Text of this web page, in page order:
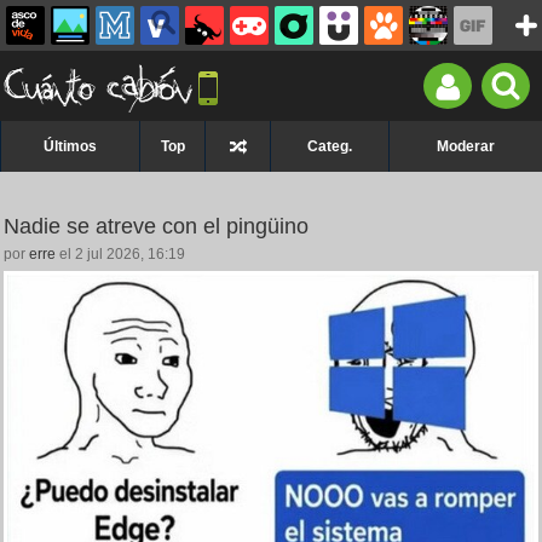
Últimos Top Categ. Moderar
Nadie se atreve con el pingüino
por erre el 2 jul 2026, 16:19